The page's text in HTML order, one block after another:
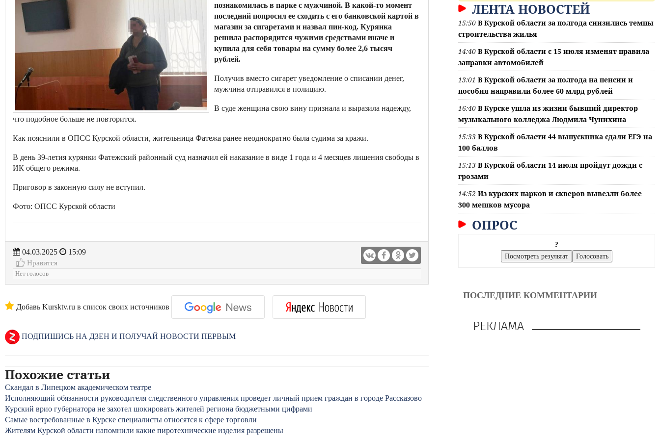
познакомилась в парке с мужчиной. В какой-то момент
последний попросил ее сходить с его банковской картой в
магазин за сигаретами и назвал пин-код. Курянка
решила распорядится чужими средствами иначе и
купила для себя товары на сумму более 2,6 тысяч
рублей.
Получив вместо сигарет уведомление о списании денег,
мужчина отправился в полицию.
В суде женщина свою вину признала и выразила надежду,
что подобное больше не повторится.
Как пояснили в ОПСС Курской области, жительница Фатежа ранее неоднократно была судима за кражи.
В день 39-летия курянки Фатежский районный суд назначил ей наказание в виде 1 года и 4 месяцев лишения свободы в
ИК общего режима.
Приговор в законную силу не вступил.
Фото: ОПСС Курской области
04.03.2025
15:09
Нравится
Нет голосов
Добавь Kursktv.ru в список своих источников
ПОДПИШИСЬ НА ДЗЕН И ПОЛУЧАЙ НОВОСТИ ПЕРВЫМ
Похожие статьи
Скандал в Липецком академическом театре
Исполняющий обязанности руководителя следственного управления проведет личный прием граждан в городе Рассказово
Курский врио губернатора не захотел шокировать жителей региона бюджетными цифрами
Самые востребованные в Курске специалисты относятся к сфере торговли
Жителям Курской области напомнили какие пиротехнические изделия разрешены
ЛЕНТА НОВОСТЕЙ
15:50 В Курской области за полгода снизились темпы
строительства жилья
14:40 В Курской области с 15 июля изменят правила
заправки автомобилей
13:01 В Курской области за полгода на пенсии и
пособия направили более 60 млрд рублей
16:40 В Курске ушла из жизни бывший директор
музыкального колледжа Людмила Чунихина
15:33 В Курской области 44 выпускника сдали ЕГЭ на
100 баллов
15:13 В Курской области 14 июля пройдут дожди с
грозами
14:52 Из курских парков и скверов вывезли более
300 мешков мусора
ОПРОС
?
ПОСЛЕДНИЕ КОММЕНТАРИИ
РЕКЛАМА